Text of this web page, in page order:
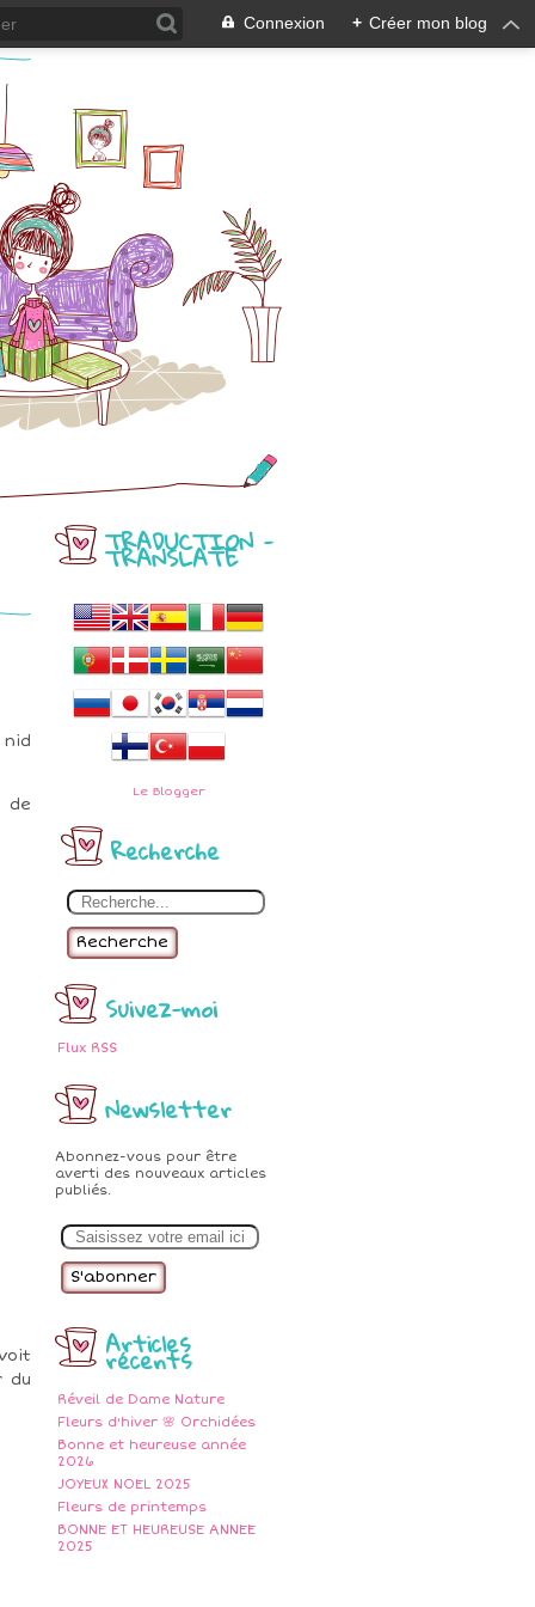
Connexion + Créer mon blog
TRADUCTION -
TRANSLATE
Le Blogger
Recherche
Recherche
Suivez-moi
Flux RSS
Newsletter
Abonnez-vous pour être
averti des nouveaux articles
publiés.
m
Articles
récents
Réveil de Dame Nature
Fleurs d'hiver 🌸 Orchidées
Bonne et heureuse année
2026
JOYEUX NOEL 2025
Fleurs de printemps
BONNE ET HEUREUSE ANNEE
2025
de
du